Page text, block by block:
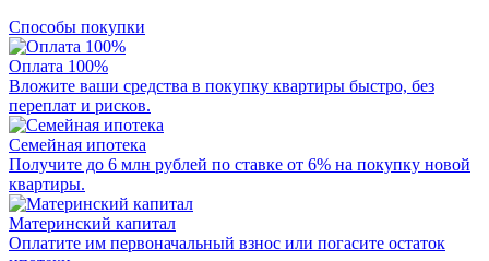
Способы покупки
Оплата 100%
Вложите ваши средства в покупку квартиры быстро, без
переплат и рисков.
Семейная ипотека
Получите до 6 млн рублей по ставке от 6% на покупку новой
квартиры.
Материнский капитал
Оплатите им первоначальный взнос или погасите остаток